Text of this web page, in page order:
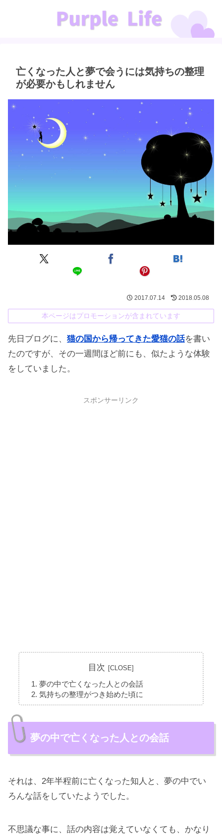
亡くなった人と夢で会うには気持ちの整理
が必要かもしれません
2017.07.14 2018.05.08
本ページはプロモーションが含まれています
先日ブログに、 猫の国から帰ってきた愛猫の話を書い
たのですが、その一週間ほど前にも、似たような体験
をしていました。
スポンサーリンク
目次
夢の中で亡くなった人との会話
気持ちの整理がつき始めた頃に
夢の中で亡くなった人との会話
それは、2年半程前に亡くなった知人と、夢の中でい
ろんな話をしていたようでした。
不思議な事に、話の内容は覚えていなくても、かなり